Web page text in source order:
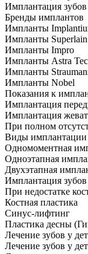
Имплантация
Бренды имплантов
Импланты
Импланты Superlain
Импланты Impro
Импланты Astra
Импланты
Импланты Nobel
Показания к
Имплантация
Имплантация
При полном
Виды имплантации
Одномоментная
Одноэтапная
Двухэтапная
Имплантация зубов
При недостатке
Костная пластика
Синус-лифтинг
Пластика десны
Лечение зубов у
Лечение зубов у